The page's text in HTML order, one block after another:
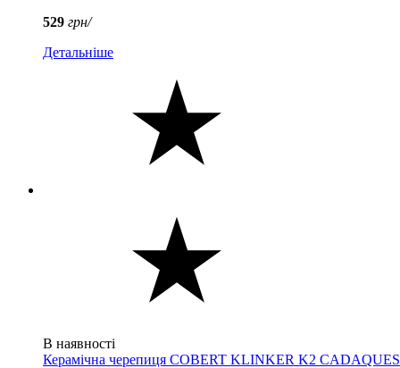
529 грн/
Детальніше
В наявності
Керамічна черепиця COBERT KLINKER K2 CADAQUES